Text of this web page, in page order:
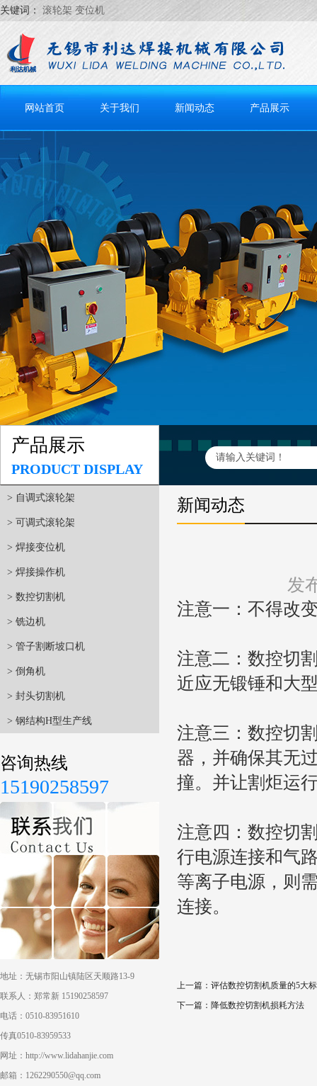
关键词： 滚轮架 变位机
网站首页 关于我们 新闻动态 产品展示
产品展示
PRODUCT DISPLAY
> 自调式滚轮架
> 可调式滚轮架
> 焊接变位机
> 焊接操作机
> 数控切割机
> 铣边机
> 管子割断坡口机
> 倒角机
> 封头切割机
> 钢结构H型生产线
咨询热线
15190258597
地址：无锡市阳山镇陆区天顺路13-9
联系人：郑常新 15190258597
电话：0510-83951610
传真0510-83959533
网址：http://www.lidahanjie.com
邮箱：1262290550@qq.com
新闻动态
发
注意一：不得改
注意二：数控切
近应无锻锤和大
注意三：数控切
器，并确保其无
撞。并让割炬运
注意四：数控切
行电源连接和气
等离子电源，则
连接。
上一篇：评估数控切割机质量的5大
下一篇：降低数控切割机损耗方法